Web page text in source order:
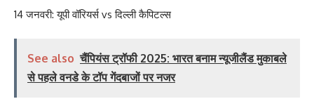
14 जनवरी: यूपी वॉरियर्स vs दिल्ली कैपिटल्स
See also चैंपियंस ट्रॉफी 2025: भारत बनाम न्यूजीलैंड मुकाबले
से पहले वनडे के टॉप गेंदबाजों पर नजर